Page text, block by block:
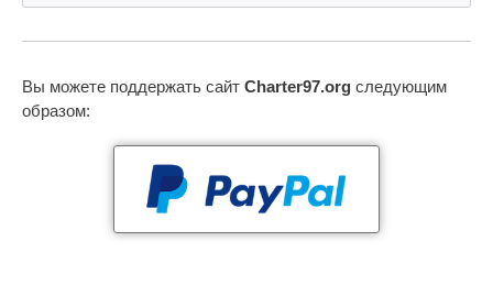
Вы можете поддержать сайт Charter97.org следующим
образом: